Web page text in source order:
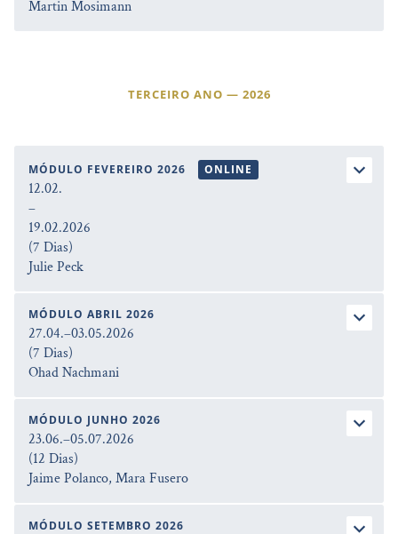
Martin Mosimann
TERCEIRO ANO — 2026
MÓDULO FEVEREIRO 2026 ONLINE
12.02.
–
19.02.2026
(7 Dias)
Julie Peck
MÓDULO ABRIL 2026
27.04.–03.05.2026
(7 Dias)
Ohad Nachmani
MÓDULO JUNHO 2026
23.06.–05.07.2026
(12 Dias)
Jaime Polanco, Mara Fusero
MÓDULO SETEMBRO 2026